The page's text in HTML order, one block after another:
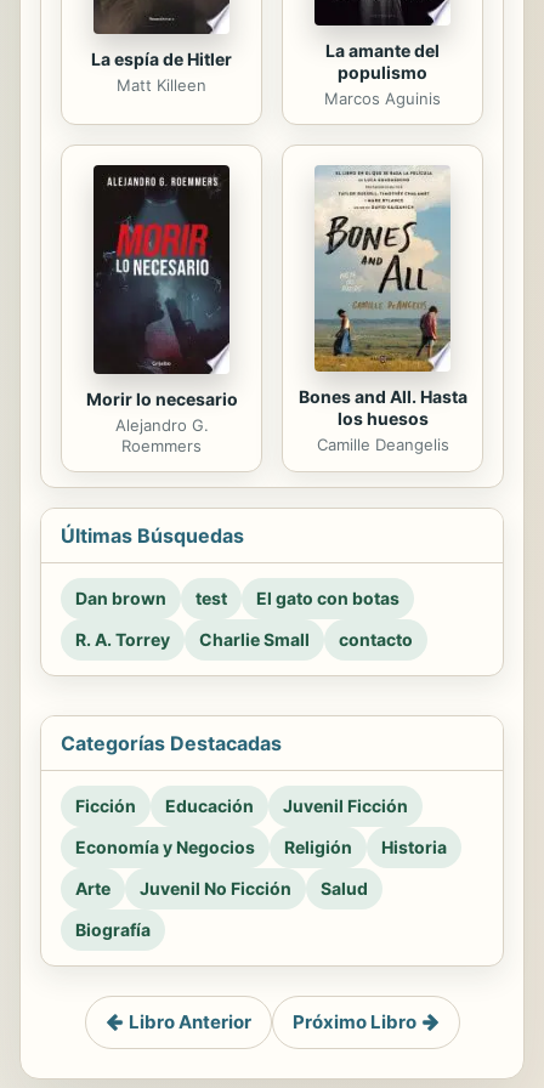
La espía de Hitler
Matt Killeen
La amante del
populismo
Marcos Aguinis
Morir lo necesario
Alejandro G.
Roemmers
Bones and All. Hasta
los huesos
Camille Deangelis
Últimas Búsquedas
Dan brown test
El gato con botas
R. A. Torrey
Charlie Small contacto
Categorías Destacadas
Ficción Educación
Juvenil Ficción
Economía y Negocios
Religión
Historia
Arte
Juvenil No Ficción
Salud
Biografía
Libro Anterior Próximo Libro